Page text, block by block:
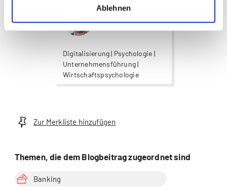
Ablehnen
Digitalisierung | Psychologie |
Unternehmensführung |
Wirtschaftspsychologie
Zur Merkliste hinzufügen
Themen, die dem Blogbeitrag zugeordnet sind
Banking